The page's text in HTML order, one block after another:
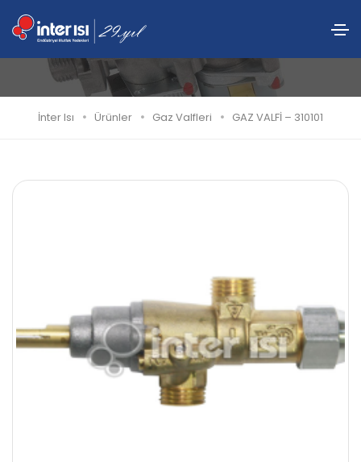
GAZ VALFİ – 310101
İnter Isı Ürünler Gaz Valfleri GAZ VALFİ – 310101